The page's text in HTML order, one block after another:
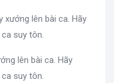
xướng lên bài ca. Hãy
suy tôn.
lên bài ca. Hãy
suy tôn.